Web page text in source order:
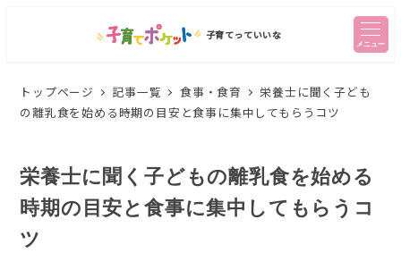
子育てっていいな
メニュー
トップページ 記事一覧 食事・食育
栄養士に聞く子ども
の離乳食を始める時期の目安と食事に集中してもらうコツ
栄養士に聞く子どもの離乳食を始める
時期の目安と食事に集中してもらうコ
ツ